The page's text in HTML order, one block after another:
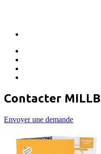
Contacter
Envoyer une demande